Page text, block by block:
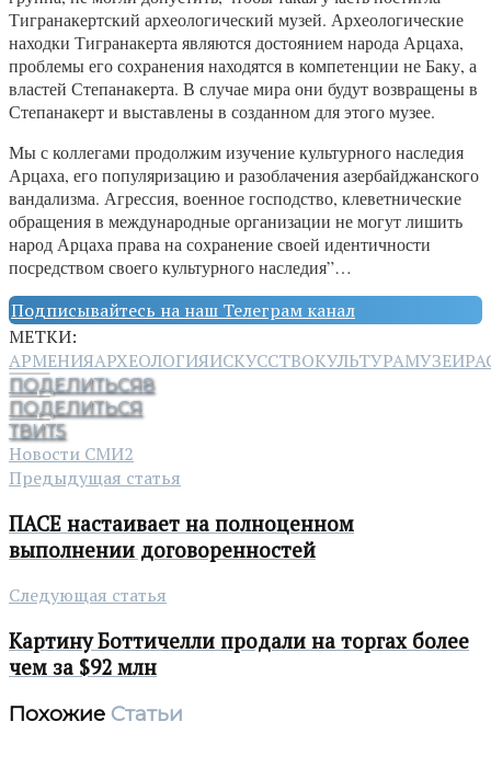
Тигранакертский археологический музей. Археологические
находки Тигранакерта являются достоянием народа Арцаха,
проблемы его сохранения находятся в компетенции не Баку, а
властей Степанакерта. В случае мира они будут возвращены в
Степанакерт и выставлены в созданном для этого музее.
Мы с коллегами продолжим изучение культурного наследия
Арцаха, его популяризацию и разоблачения азербайджанского
вандализма. Агрессия, военное господство, клеветнические
обращения в международные организации не могут лишить
народ Арцаха права на сохранение своей идентичности
посредством своего культурного наследия”…
Подписывайтесь на наш Телеграм канал
МЕТКИ:
АРМЕНИЯАРХЕОЛОГИЯИСКУССТВОКУЛЬТУРАМУЗЕИ
ПОДЕЛИТЬСЯ8
ПОДЕЛИТЬСЯ
ТВИТ5
Новости СМИ2
Предыдущая статья
ПАСЕ настаивает на полноценном
выполнении договоренностей
Следующая статья
Картину Боттичелли продали на торгах более
чем за $92 млн
Похожие Статьи